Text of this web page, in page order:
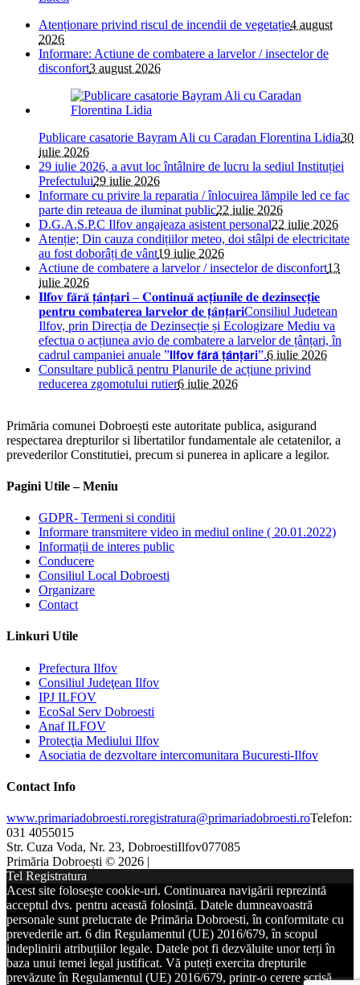
Atenționare privind riscul de incendii de vegetație4 august
2026
Informare: Actiune de combatere a larvelor / insectelor de
disconfort3 august 2026
Publicare casatorie Bayram Ali cu Caradan Florentina Lidia30
iulie 2026
29 iulie 2026, a avut loc întâlnire de lucru la sediul Instituției
Prefectului29 iulie 2026
Informare cu privire la reparatia / înlocuirea lămpile led ce fac
parte din reteaua de iluminat public22 iulie 2026
D.G.A.S.P.C Ilfov angajeaza asistent personal22 iulie 2026
Atenție; Din cauza condițiilor meteo, doi stâlpi de electricitate
au fost doborâți de vânt19 iulie 2026
Actiune de combatere a larvelor / insectelor de disconfort13
iulie 2026
𝐈𝐥𝐟𝐨𝐯 𝐟𝐚̆𝐫𝐚̆ 𝐭̦𝐚̂𝐧𝐭̦𝐚𝐫𝐢 – 𝐂𝐨𝐧𝐭𝐢𝐧𝐮𝐚̆ 𝐚𝐜𝐭̦𝐢𝐮𝐧𝐢𝐥𝐞 𝐝𝐞 𝐝𝐞𝐳𝐢𝐧𝐬𝐞𝐜𝐭̦𝐢𝐞
𝐩𝐞𝐧𝐭𝐫𝐮 𝐜𝐨𝐦𝐛𝐚𝐭𝐞𝐫𝐞𝐚 𝐥𝐚𝐫𝐯𝐞𝐥𝐨𝐫 𝐝𝐞 𝐭̦𝐚̂𝐧𝐭̦𝐚𝐫𝐢Consiliul Judetean
Ilfov, prin Direcția de Dezinsecție și Ecologizare Mediu va
efectua o acțiunea avio de combatere a larvelor de țânțari, în
cadrul campaniei anuale ”𝗜𝗹𝗳𝗼𝘃 𝗳𝗮̆𝗿𝗮̆ 𝘁̦𝗮̂𝗻𝘁̦𝗮𝗿𝗶”.6 iulie 2026
Consultare publică pentru Planurile de acțiune privind
reducerea zgomotului rutier6 iulie 2026
Primăria comunei Dobroești este autoritate publica, asigurand
respectarea drepturilor si libertatilor fundamentale ale cetatenilor, a
prevederilor Constitutiei, precum si punerea in aplicare a legilor.
Pagini Utile – Meniu
GDPR- Termeni si conditii
Informare transmitere video in mediul online ( 20.01.2022)
Informații de interes public
Conducere
Consiliul Local Dobroesti
Organizare
Contact
Linkuri Utile
Prefectura Ilfov
Consiliul Judeţean Ilfov
IPJ ILFOV
EcoSal Serv Dobroesti
Anaf ILFOV
Protecţia Mediului Ilfov
Asociatia de dezvoltare intercomunitara Bucuresti-Ilfov
Contact Info
www.primariadobroesti.roregistratura@primariadobroesti.roTelefon:
031 4055015
Str. Cuza Voda, Nr. 23, DobroestiIlfov077085
Primăria Dobroești © 2026 |
Tel Registratura
Acest site folosește cookie-uri. Continuarea navigării reprezintă
acceptul dvs. pentru această folosință. Datele dumneavoastră
personale sunt prelucrate de Primăria Dobroesti, în conformitate cu
prevederile art. 6 din Regulamentul (UE) 2016/679, în scopul
indeplinirii atribuțiilor legale. Datele pot fi dezvăluite unor terți în
baza unui temei legal justificat. Vă puteți exercita drepturile
prevăzute în Regulamentul (UE) 2016/679, printr-o cerere scrisă,